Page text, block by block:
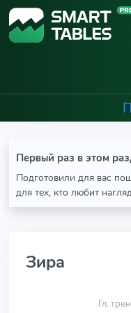
Первый раз в этом
Подготовили для вас
для тех, кто любит
Зира
Гл.